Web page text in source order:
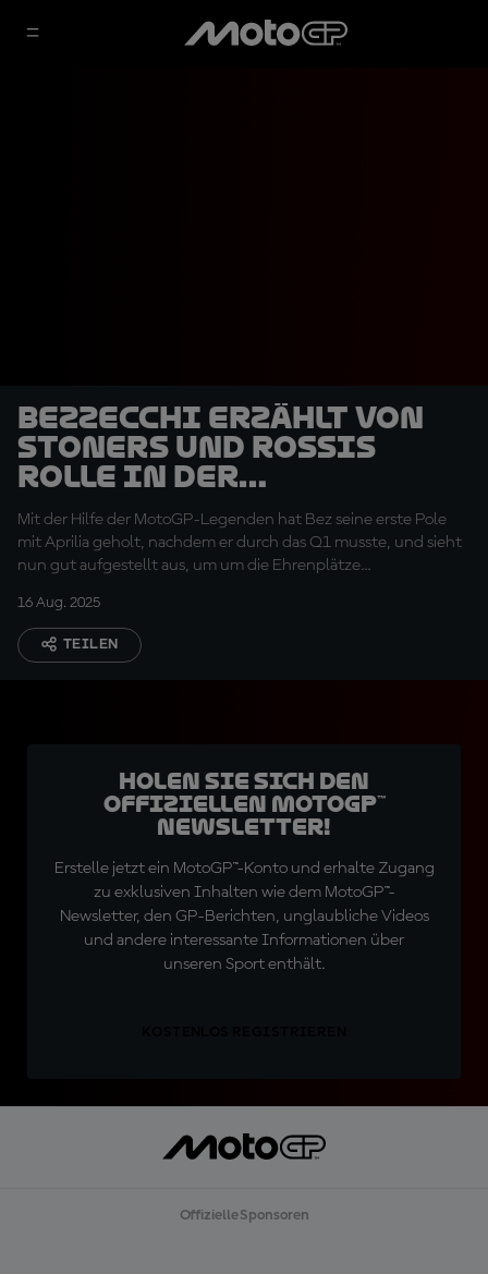
Bezzecchi erzählt von
Stoners und Rossis
Rolle in der
"Revolution" am
Samstag
Mit der Hilfe der MotoGP-Legenden hat Bez seine erste Pole
mit Aprilia geholt, nachdem er durch das Q1 musste, und sieht
nun gut aufgestellt aus, um um die Ehrenplätze
16 Aug. 2025
TEILEN
Holen Sie sich den
offiziellen MotoGP™
Newsletter!
Erstelle jetzt ein MotoGP™-Konto und erhalte Zugang
zu exklusiven Inhalten wie dem MotoGP™-
Newsletter, den GP-Berichten, unglaubliche Videos
und andere interessante Informationen über
unseren Sport enthält.
Offizielle Sponsoren